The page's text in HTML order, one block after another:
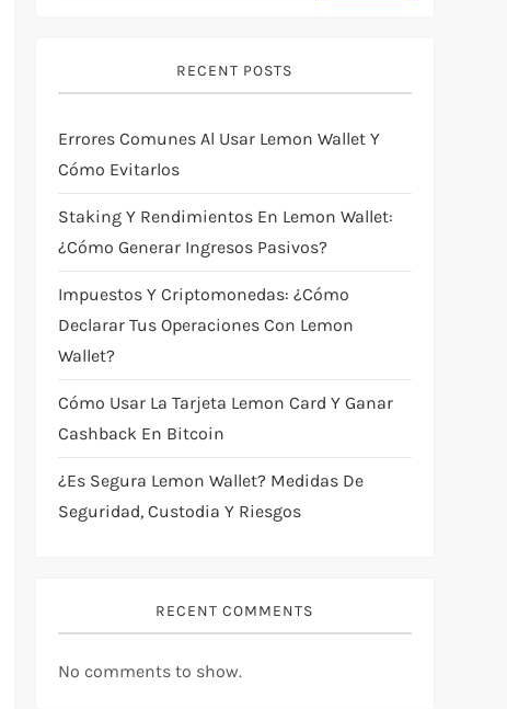
RECENT POSTS
Errores Comunes Al Usar Lemon Wallet Y
Cómo Evitarlos
Staking Y Rendimientos En Lemon Wallet:
¿cómo Generar Ingresos Pasivos?
Impuestos Y Criptomonedas: ¿cómo
Declarar Tus Operaciones Con Lemon
Wallet?
Cómo Usar La Tarjeta Lemon Card Y Ganar
Cashback En Bitcoin
¿Es Segura Lemon Wallet? Medidas De
Seguridad, Custodia Y Riesgos
RECENT COMMENTS
No comments to show.